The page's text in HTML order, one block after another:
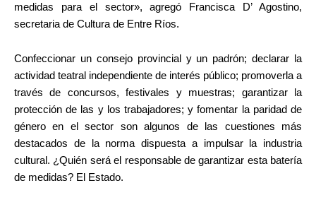
medidas para el sector», agregó Francisca D’ Agostino,
secretaria de Cultura de Entre Ríos.
Confeccionar un consejo provincial y un padrón; declarar la
actividad teatral independiente de interés público; promoverla a
través de concursos, festivales y muestras; garantizar la
protección de las y los trabajadores; y fomentar la paridad de
género en el sector son algunos de las cuestiones más
destacados de la norma dispuesta a impulsar la industria
cultural. ¿Quién será el responsable de garantizar esta batería
de medidas? El Estado.